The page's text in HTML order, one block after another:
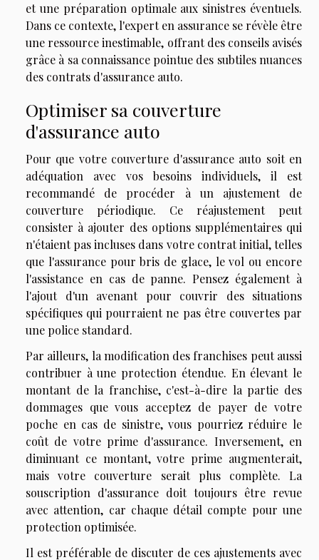
et une préparation optimale aux sinistres éventuels.
Dans ce contexte, l'expert en assurance se révèle être
une ressource inestimable, offrant des conseils avisés
grâce à sa connaissance pointue des subtiles nuances
des contrats d'assurance auto.
Optimiser sa couverture
d'assurance auto
Pour que votre couverture d'assurance auto soit en
adéquation avec vos besoins individuels, il est
recommandé de procéder à un ajustement de
couverture périodique. Ce réajustement peut
consister à ajouter des options supplémentaires qui
n'étaient pas incluses dans votre contrat initial, telles
que l'assurance pour bris de glace, le vol ou encore
l'assistance en cas de panne. Pensez également à
l'ajout d'un avenant pour couvrir des situations
spécifiques qui pourraient ne pas être couvertes par
une police standard.
Par ailleurs, la modification des franchises peut aussi
contribuer à une protection étendue. En élevant le
montant de la franchise, c'est-à-dire la partie des
dommages que vous acceptez de payer de votre
poche en cas de sinistre, vous pourriez réduire le
coût de votre prime d'assurance. Inversement, en
diminuant ce montant, votre prime augmenterait,
mais votre couverture serait plus complète. La
souscription d'assurance doit toujours être revue
avec attention, car chaque détail compte pour une
protection optimisée.
Il est préférable de discuter de ces ajustements avec